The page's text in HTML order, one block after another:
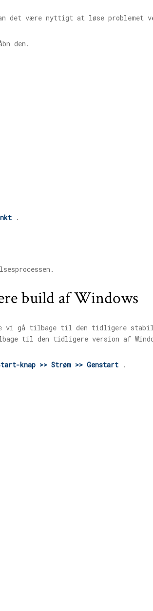
det være nyttigt at løse problemet
den.
.
build af Windows
vi gå tilbage til den tidligere stabile
til den tidligere version af
knap >> Strøm >> Genstart .